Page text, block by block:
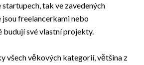
startupech, tak ve zavedených
freelancerkami nebo
své vlastní projekty.
všech věkových kategorií, většina z